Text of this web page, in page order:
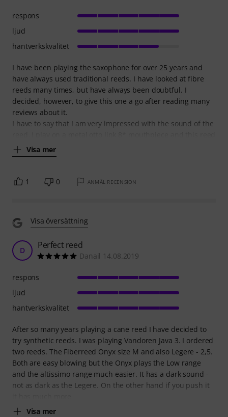
I have been playing the saxophone for over 25 years and
have always used traditional reeds. I have looked at fibre
reeds many times, but have always been doubtful. I
decided, however, to give this one a go after reading many
reviews about it.
I have to say that I am very impressed with the sound of the
Visa mer
respons
ljud
hantverkskvalitet
1 0 ANMÄL RECENSION
Visa översättning
D Perfect reed
Danail 14.08.2019
After so many years playing a cane reed I have decided to
try synthetic reeds. I was playing Vandoren Java 3. I ordered
two reeds. The Fiberreed Onyx size M and also Legere - 2,5.
Both are easy blowing but the Onyx plays the Low range
and the altissimo range much easier. It has a dark sound -
not as dark as the Legere. On the other hand if you push it
Visa mer
respons
ljud
hantverkskvalitet